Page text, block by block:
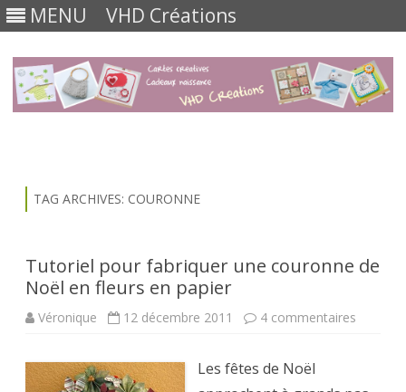
MENU VHD Créations
TAG ARCHIVES: COURONNE
Tutoriel pour fabriquer une couronne de
Noël en fleurs en papier
Véronique 12 décembre 2011 4 commentaires
Les fêtes de Noël